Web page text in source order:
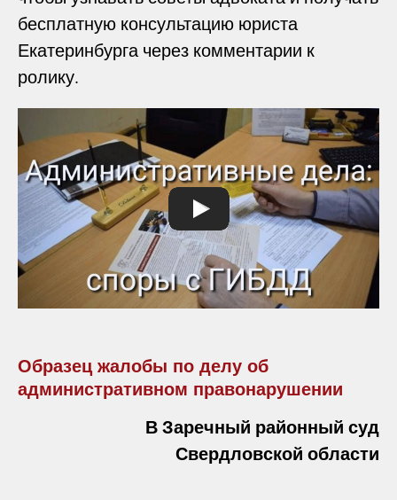
бесплатную консультацию юриста
Екатеринбурга через комментарии к
ролику.
Образец жалобы по делу об
административном правонарушении
В Заречный районный суд
Свердловской области